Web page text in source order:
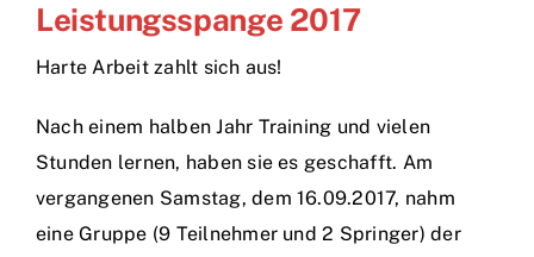
Neuigkeiten
Bürgerinfo
Leistungsspange 2017
Harte Arbeit zahlt sich aus!
Nach einem halben Jahr Training und vielen
Stunden lernen, haben sie es geschafft. Am
vergangenen Samstag, dem 16.09.2017, nahm
eine Gruppe (9 Teilnehmer und 2 Springer) der